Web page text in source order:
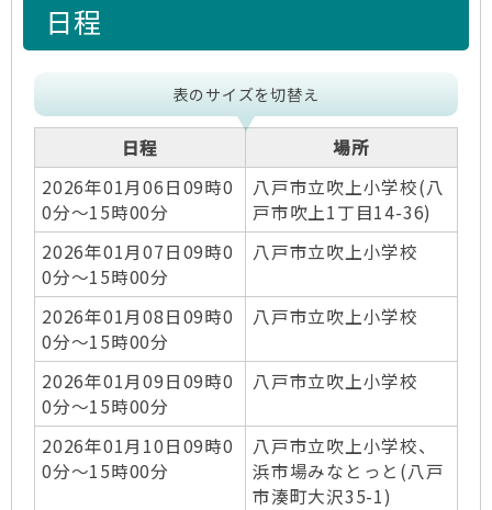
日程
表のサイズを切替え
日程
場所
2026年01月06日09時0
0分～15時00分
八戸市立吹上小学校(八
戸市吹上1丁目14-36)
2026年01月07日09時0
0分～15時00分
八戸市立吹上小学校
2026年01月08日09時0
0分～15時00分
八戸市立吹上小学校
2026年01月09日09時0
0分～15時00分
八戸市立吹上小学校
2026年01月10日09時0
0分～15時00分
八戸市立吹上小学校、
浜市場みなとっと(八戸
市湊町大沢35-1)